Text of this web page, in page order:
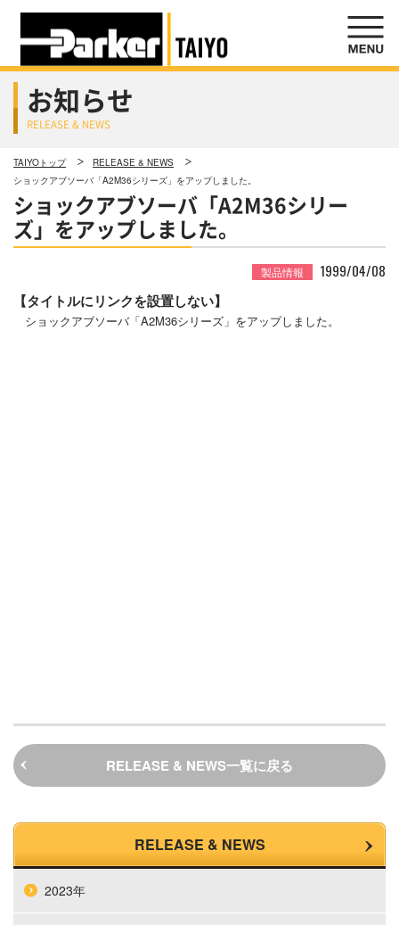
お知らせ
RELEASE & NEWS
TAIYOトップ
RELEASE & NEWS
ショックアブソーバ「A2M36シリーズ」をアップしました。
ショックアブソーバ「A2M36シリー
ズ」をアップしました。
製品情報
1999/04/08
【タイトルにリンクを設置しない】
ショックアブソーバ「A2M36シリーズ」をアップしました。
RELEASE & NEWS一覧に戻る
RELEASE & NEWS
2023年